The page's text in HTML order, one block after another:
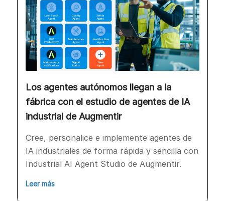
Los agentes autónomos llegan a la
fábrica con el estudio de agentes de IA
industrial de Augmentir
Cree, personalice e implemente agentes de
IA industriales de forma rápida y sencilla con
Industrial AI Agent Studio de Augmentir.
Leer más